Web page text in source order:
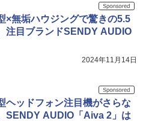
×無垢ハウジングで驚きの5.5
注目ブランドSENDY AUDIO
2024年11月14日
ヘッドフォン注目機がさらな
SENDY AUDIO「Aiva 2」は